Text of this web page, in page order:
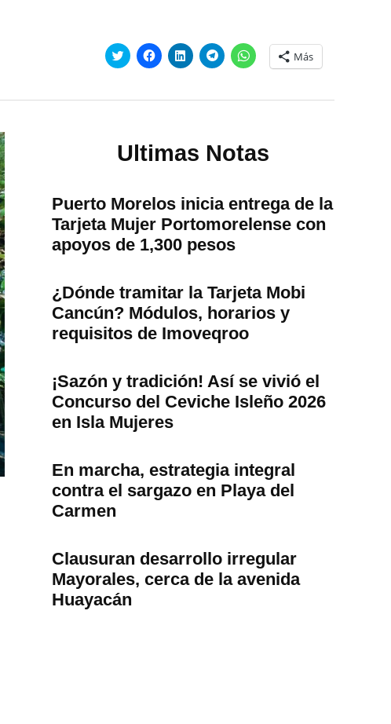
Haz
clic
Twitter
una
ventana
Haz
clic
Facebook
una
ventana
Haz
clic
LinkedIn
una
ventana
Haz
clic
Telegram
una
ventana
Haz
clic
WhatsApp
una
ventana
Más
Ultimas Notas
Puerto Morelos inicia entrega de la
Tarjeta Mujer Portomorelense con
apoyos de 1,300 pesos
¿Dónde tramitar la Tarjeta Mobi
Cancún? Módulos, horarios y
requisitos de Imoveqroo
¡Sazón y tradición! Así se vivió el
Concurso del Ceviche Isleño 2026
en Isla Mujeres
En marcha, estrategia integral
contra el sargazo en Playa del
Carmen
Clausuran desarrollo irregular
Mayorales, cerca de la avenida
Huayacán